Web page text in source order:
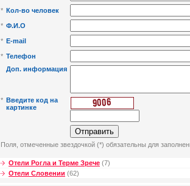
* Кол-во человек
* Ф.И.О
* E-mail
* Телефон
Доп. информация
* Введите код на
картинке
Поля, отмеченные звездочкой (*) обязательны для
Отели Рогла и Терме Зрече (7)
Отели Словении (62)